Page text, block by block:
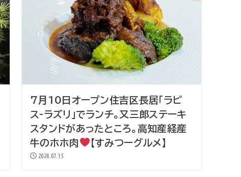
7月10日オープン住吉区長居「ラピ
ス-ラズリ」でランチ。又三郎ステーキ
スタンドがあったところ。高知産経産
牛のホホ肉
【すみつーグルメ】
2024.07.15